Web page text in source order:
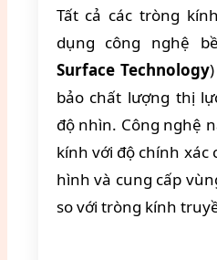
Tất cả các tròng
dụng công nghệ
Surface Technology
bảo chất lượng thị
độ nhìn. Công nghệ
kính với độ chính xác
hình và cung cấp
so với tròng kính